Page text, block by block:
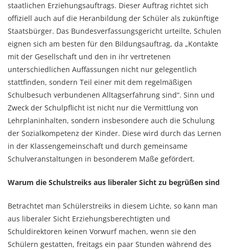
staatlichen Erziehungsauftrags. Dieser Auftrag richtet sich
offiziell auch auf die Heranbildung der Schüler als zukünftige
Staatsbürger. Das Bundesverfassungsgericht urteilte, Schulen
eignen sich am besten für den Bildungsauftrag, da „Kontakte
mit der Gesellschaft und den in ihr vertretenen
unterschiedlichen Auffassungen nicht nur gelegentlich
stattfinden, sondern Teil einer mit dem regelmäßigen
Schulbesuch verbundenen Alltagserfahrung sind“. Sinn und
Zweck der Schulpflicht ist nicht nur die Vermittlung von
Lehrplaninhalten, sondern insbesondere auch die Schulung
der Sozialkompetenz der Kinder. Diese wird durch das Lernen
in der Klassengemeinschaft und durch gemeinsame
Schulveranstaltungen in besonderem Maße gefördert.
Warum die Schulstreiks aus liberaler Sicht zu begrüßen sind
Betrachtet man Schülerstreiks in diesem Lichte, so kann man
aus liberaler Sicht Erziehungsberechtigten und
Schuldirektoren keinen Vorwurf machen, wenn sie den
Schülern gestatten, freitags ein paar Stunden während des